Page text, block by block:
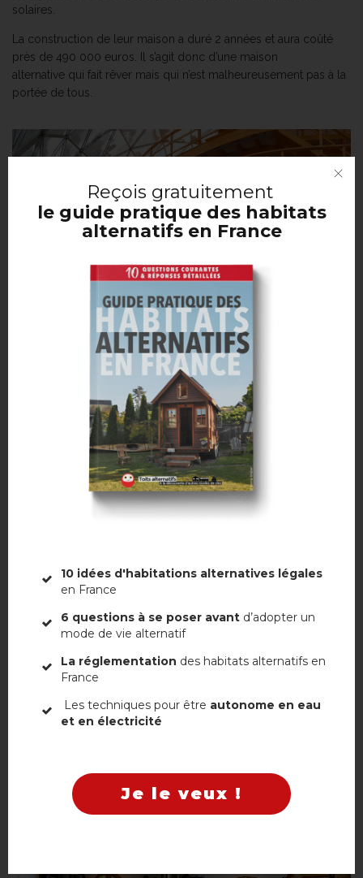
solaires.
La construction de leur maison a duré 2 années et aura coûté
près de 490 000 euros. Il s’agit donc d’une maison
alternative qui fait rêver mais qui n’est malheureusement pas à la
portée de tous.
@Ingrid Hjertefølger
Reçois gratuitement
le guide pratique des habitats
alternatifs en France
10 idées d'habitations alternatives légales
en France
6 questions à se poser avant d’adopter un
mode de vie alternatif
La réglementation des habitats alternatifs en
France
Les techniques pour être autonome en eau
et en électricité
Je le veux !